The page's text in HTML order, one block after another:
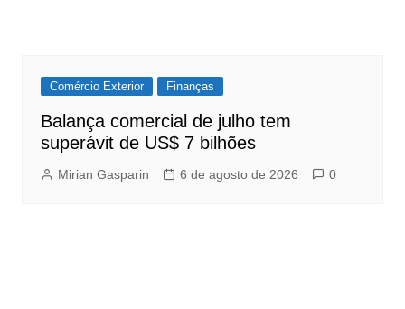
Comércio Exterior Finanças
Balança comercial de julho tem
superávit de US$ 7 bilhões
Mirian Gasparin 6 de agosto de 2026 0